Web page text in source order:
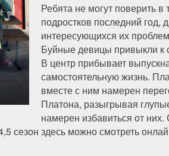
Ребята не могут поверить
подростков последний год,
интересующихся их
Буйные девицы привыкли к
В центр прибывает
самостоятельную жизнь.
вместе с ним намерен
Платона, разыгрывая
намерен избавиться от
сезон здесь можно смотреть